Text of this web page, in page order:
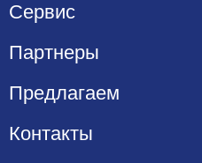
Сервис
Партнеры
Предлагаем
Контакты